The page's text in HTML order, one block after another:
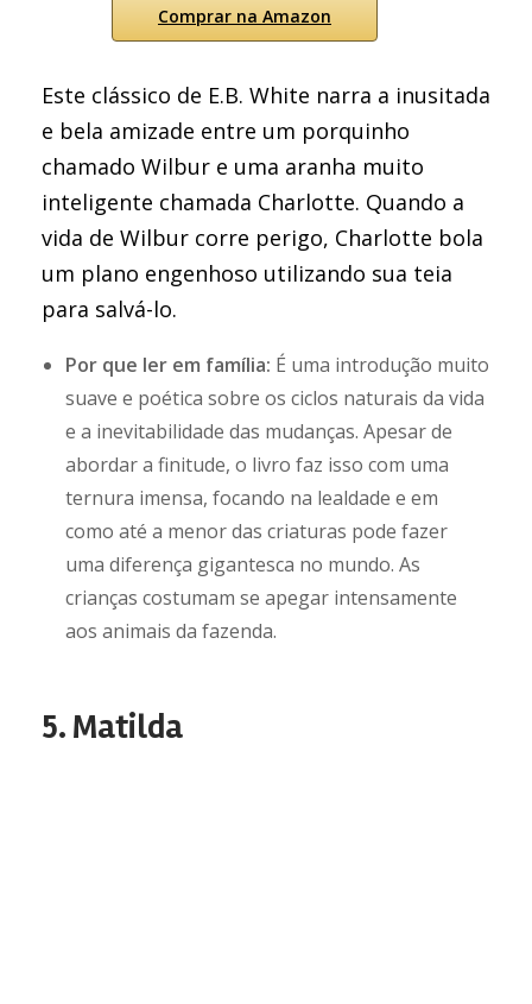
Comprar na Amazon
Este clássico de E.B. White narra a inusitada
e bela amizade entre um porquinho
chamado Wilbur e uma aranha muito
inteligente chamada Charlotte. Quando a
vida de Wilbur corre perigo, Charlotte bola
um plano engenhoso utilizando sua teia
para salvá-lo.
Por que ler em família: É uma introdução muito
suave e poética sobre os ciclos naturais da vida
e a inevitabilidade das mudanças. Apesar de
abordar a finitude, o livro faz isso com uma
ternura imensa, focando na lealdade e em
como até a menor das criaturas pode fazer
uma diferença gigantesca no mundo. As
crianças costumam se apegar intensamente
aos animais da fazenda.
5. Matilda